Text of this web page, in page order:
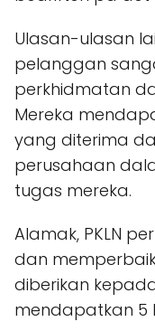
Ulasan-ulasan
pelanggan
perkhidmatan
Mereka
yang diterima
perusahaan
tugas mereka.
Alamak, PKLN
dan
diberikan
mendapatkan 5